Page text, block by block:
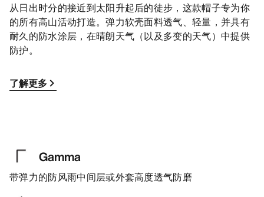
从日出时分的接近到太阳升起后的徒步，这款帽子专为你
的所有高山活动打造。弹力软壳面料透气、轻量，并具有
耐久的防水涂层，在晴朗天气（以及多变的天气）中提供
防护。
了解更多
Gamma
带弹力的防风雨中间层或外套高度透气防磨